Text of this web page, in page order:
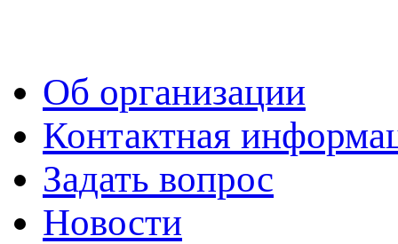
Об организации
Контактная
Задать вопрос
Новости